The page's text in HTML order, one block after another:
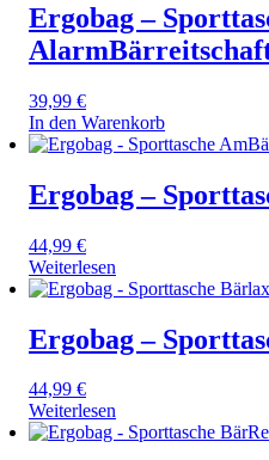
Ergobag –
39,99 €
In den Warenkorb
Ergobag –
44,99 €
Weiterlesen
Ergobag –
44,99 €
Weiterlesen